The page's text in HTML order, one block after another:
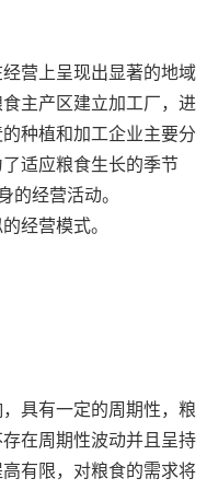
营上呈现出显著的地域
主产区建立加工厂，进
种植和加工企业主要分
适应粮食生长的季节
的经营活动。
经营模式。
具有一定的周期性，粮
在周期性波动并且呈持
有限，对粮食的需求将